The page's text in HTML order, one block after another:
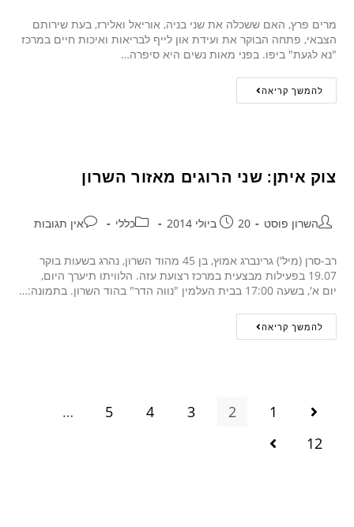
מרים פרץ, האם ששכלה את שני בניה, אוריאל ואלירז, בעת שירותם
הצבאי, פתחה הבוקר את ועידת און לייף לבריאות ואיכות חיים במרכז
"נא לגעת" ביפו. בפני מאות נשים היא סיפרה…
להמשך קריאה
צוק איתן: שני הרוגים מאזור השרון
השרון פוסט 20 ביולי 2014 כללי אין תגובות
רב-סרן (מיל') גרינברג אמוץ, בן 45 מהוד השרון, נהרג בשעות בוקר
19.07 בפעילות מבצעית במרכז רצועת עזה. הלוויתו תיערך היום,
יום א', בשעה 17:00 בבית העלמין "נווה הדר" בהוד השרון. בתמונה:…
להמשך קריאה
1
2
3
4
5
…
12